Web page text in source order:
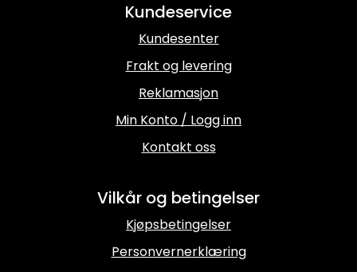
Kundeservice
Kundesenter
Frakt og levering
Reklamasjon
Min Konto / Logg inn
Kontakt oss
Vilkår og betingelser
Kjøpsbetingelser
Personvernerklæring